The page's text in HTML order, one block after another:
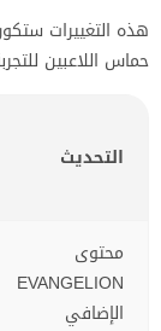
هذه التغييرات
حماس اللاعبين
التحديث
محتوى
EVANGELION
الإضافي